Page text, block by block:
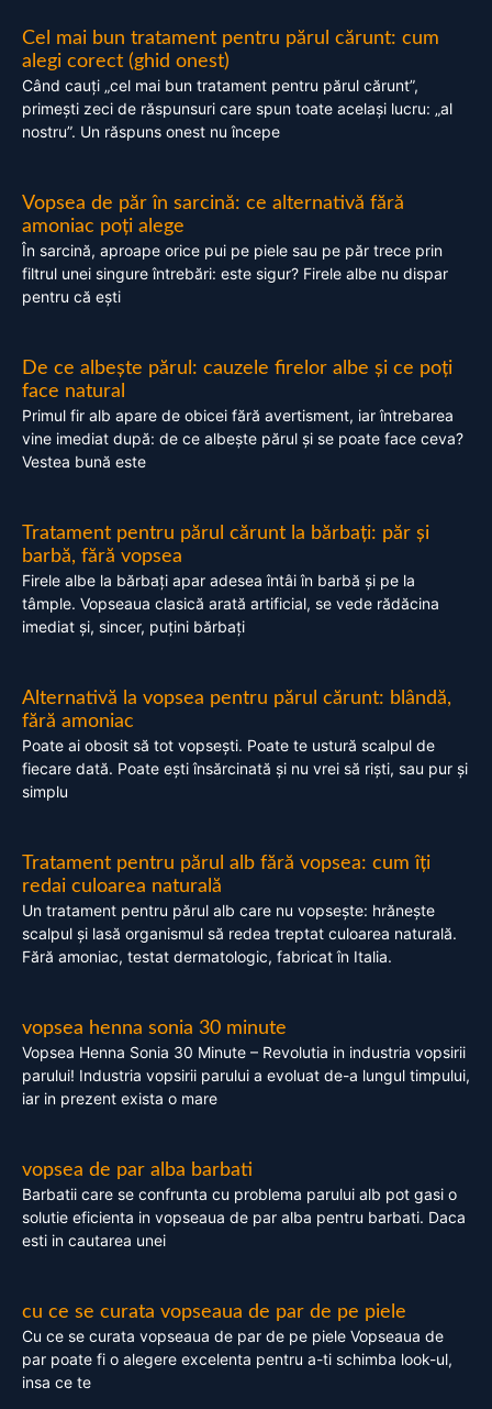
Cel mai bun tratament pentru părul cărunt: cum
alegi corect (ghid onest)
Când cauți „cel mai bun tratament pentru părul cărunt”,
primești zeci de răspunsuri care spun toate același lucru: „al
nostru”. Un răspuns onest nu începe
Vopsea de păr în sarcină: ce alternativă fără
amoniac poți alege
În sarcină, aproape orice pui pe piele sau pe păr trece prin
filtrul unei singure întrebări: este sigur? Firele albe nu dispar
pentru că ești
De ce albește părul: cauzele firelor albe și ce poți
face natural
Primul fir alb apare de obicei fără avertisment, iar întrebarea
vine imediat după: de ce albește părul și se poate face ceva?
Vestea bună este
Tratament pentru părul cărunt la bărbați: păr și
barbă, fără vopsea
Firele albe la bărbați apar adesea întâi în barbă și pe la
tâmple. Vopseaua clasică arată artificial, se vede rădăcina
imediat și, sincer, puțini bărbați
Alternativă la vopsea pentru părul cărunt: blândă,
fără amoniac
Poate ai obosit să tot vopsești. Poate te ustură scalpul de
fiecare dată. Poate ești însărcinată și nu vrei să riști, sau pur și
simplu
Tratament pentru părul alb fără vopsea: cum îți
redai culoarea naturală
Un tratament pentru părul alb care nu vopsește: hrănește
scalpul și lasă organismul să redea treptat culoarea naturală.
Fără amoniac, testat dermatologic, fabricat în Italia.
vopsea henna sonia 30 minute
Vopsea Henna Sonia 30 Minute – Revolutia in industria vopsirii
parului! Industria vopsirii parului a evoluat de-a lungul timpului,
iar in prezent exista o mare
vopsea de par alba barbati
Barbatii care se confrunta cu problema parului alb pot gasi o
solutie eficienta in vopseaua de par alba pentru barbati. Daca
esti in cautarea unei
cu ce se curata vopseaua de par de pe piele
Cu ce se curata vopseaua de par de pe piele Vopseaua de
par poate fi o alegere excelenta pentru a-ti schimba look-ul,
insa ce te